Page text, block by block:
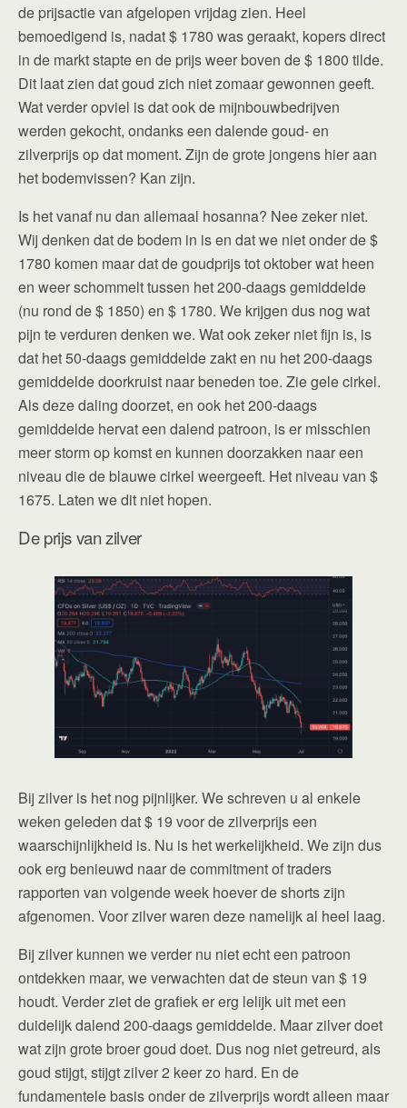
de prijsactie van afgelopen vrijdag zien. Heel
bemoedigend is, nadat $ 1780 was geraakt, kopers direct
in de markt stapte en de prijs weer boven de $ 1800 tilde.
Dit laat zien dat goud zich niet zomaar gewonnen geeft.
Wat verder opviel is dat ook de mijnbouwbedrijven
werden gekocht, ondanks een dalende goud- en
zilverprijs op dat moment. Zijn de grote jongens hier aan
het bodemvissen? Kan zijn.
Is het vanaf nu dan allemaal hosanna? Nee zeker niet.
Wij denken dat de bodem in is en dat we niet onder de $
1780 komen maar dat de goudprijs tot oktober wat heen
en weer schommelt tussen het 200-daags gemiddelde
(nu rond de $ 1850) en $ 1780. We krijgen dus nog wat
pijn te verduren denken we. Wat ook zeker niet fijn is, is
dat het 50-daags gemiddelde zakt en nu het 200-daags
gemiddelde doorkruist naar beneden toe. Zie gele cirkel.
Als deze daling doorzet, en ook het 200-daags
gemiddelde hervat een dalend patroon, is er misschien
meer storm op komst en kunnen doorzakken naar een
niveau die de blauwe cirkel weergeeft. Het niveau van $
1675. Laten we dit niet hopen.
De prijs van zilver
Bij zilver is het nog pijnlijker. We schreven u al enkele
weken geleden dat $ 19 voor de zilverprijs een
waarschijnlijkheid is. Nu is het werkelijkheid. We zijn dus
ook erg benieuwd naar de commitment of traders
rapporten van volgende week hoever de shorts zijn
afgenomen. Voor zilver waren deze namelijk al heel laag.
Bij zilver kunnen we verder nu niet echt een patroon
ontdekken maar, we verwachten dat de steun van $ 19
houdt. Verder ziet de grafiek er erg lelijk uit met een
duidelijk dalend 200-daags gemiddelde. Maar zilver doet
wat zijn grote broer goud doet. Dus nog niet getreurd, als
goud stijgt, stijgt zilver 2 keer zo hard. En de
fundamentele basis onder de zilverprijs wordt alleen maar